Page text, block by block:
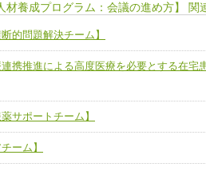
人としての基礎能力
する医療人として、必要な基礎能力を身
に医療チームを組織し、強調できる
種連携力
キルを学び、相互理解と連携を深める
内横断的問題解決チーム】
医療連携推進による高度医療を必要とする
ーム】
材養成プログラム：会議の進め方】 関
的問題解決チーム】
携推進による高度医療を必要とする在宅
サポートチーム】
ーム】